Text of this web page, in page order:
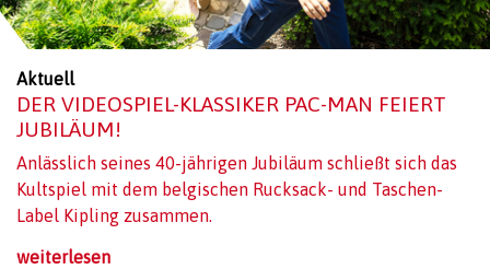
Aktuell
DER VIDEOSPIEL-KLASSIKER PAC-MAN FEIERT
JUBILÄUM!
Anlässlich seines 40-jährigen Jubiläum schließt sich das
Kultspiel mit dem belgischen Rucksack- und Taschen-
Label Kipling zusammen.
weiterlesen